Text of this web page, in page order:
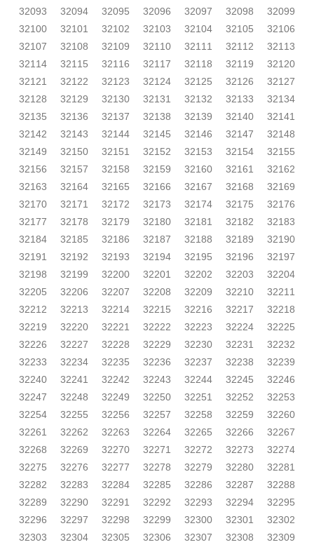
32093
32094 32095 32096 32097 32098
32099
32100
32101 32102 32103 32104 32105
32106
32107
32108 32109 32110 32111 32112
32113
32114
32115 32116 32117 32118 32119
32120
32121
32122 32123 32124 32125 32126
32127
32128
32129 32130 32131 32132 32133
32134
32135
32136 32137 32138 32139 32140
32141
32142
32143 32144 32145 32146 32147
32148
32149
32150 32151 32152 32153 32154
32155
32156
32157 32158 32159 32160 32161
32162
32163
32164 32165 32166 32167 32168
32169
32170
32171 32172 32173 32174 32175
32176
32177
32178 32179 32180 32181 32182
32183
32184
32185 32186 32187 32188 32189
32190
32191
32192 32193 32194 32195 32196
32197
32198
32199 32200 32201 32202 32203
32204
32205
32206 32207 32208 32209 32210
32211
32212
32213 32214 32215 32216 32217
32218
32219
32220 32221 32222 32223 32224
32225
32226
32227 32228 32229 32230 32231
32232
32233
32234 32235 32236 32237 32238
32239
32240
32241 32242 32243 32244 32245
32246
32247
32248 32249 32250 32251 32252
32253
32254
32255 32256 32257 32258 32259
32260
32261
32262 32263 32264 32265 32266
32267
32268
32269 32270 32271 32272 32273
32274
32275
32276 32277 32278 32279 32280
32281
32282
32283 32284 32285 32286 32287
32288
32289
32290 32291 32292 32293 32294
32295
32296
32297 32298 32299 32300 32301
32302
32303
32304 32305 32306 32307 32308
32309